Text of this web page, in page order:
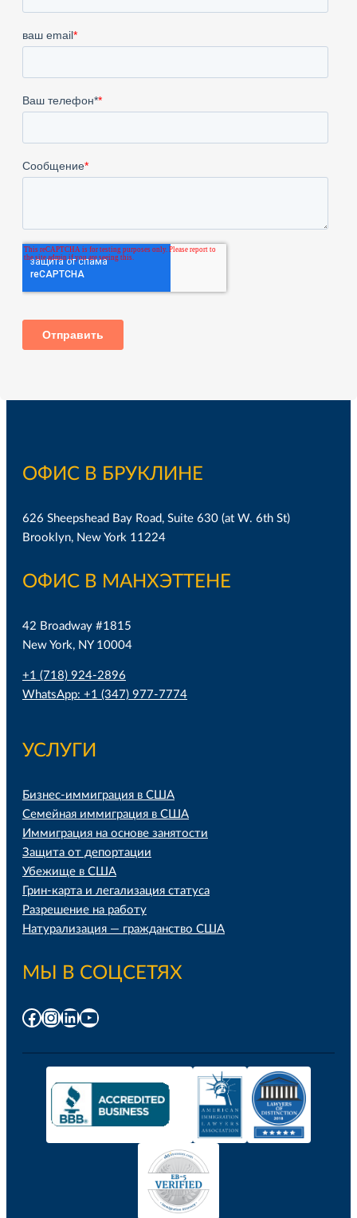
ОФИС В БРУКЛИНЕ
626 Sheepshead Bay Road, Suite 630 (at W. 6th St)
Brooklyn, New York 11224
ОФИС В МАНХЭТТЕНЕ
42 Broadway #1815
New York, NY 10004
+1 (718) 924-2896
WhatsApp: +1 (347) 977-7774
УСЛУГИ
Бизнес-иммиграция в США
Семейная иммиграция в США
Иммиграция на основе занятости
Защита от депортации
Убежище в США
Грин-карта и легализация статуса
Разрешение на работу
Натурализация — гражданство США
МЫ В СОЦСЕТЯХ
Facebook
Instagram
LinkedIn
YouTube